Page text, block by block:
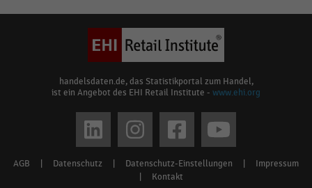
Ergebnisse
überprüfen
Rechtschreibung
oder
handelsdaten.de, das Statistikportal zum Handel,
ist ein Angebot des EHI Retail Institute - www.ehi.org
Footer
AGB Datenschutz Datenschutz-Einstellungen
Impressum
Kontakt